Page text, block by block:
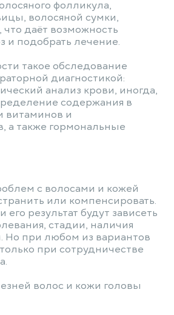
фолликула,
волосяной сумки,
даёт возможность
и подобрать лечение.
такое обследование
диагностикой:
анализ крови, иногда,
содержания в
витаминов и
а также гормональные
с волосами и кожей
или компенсировать.
результат будут зависеть
стадии, наличия
Но при любом из вариантов
при сотрудничестве
волос и кожи головы